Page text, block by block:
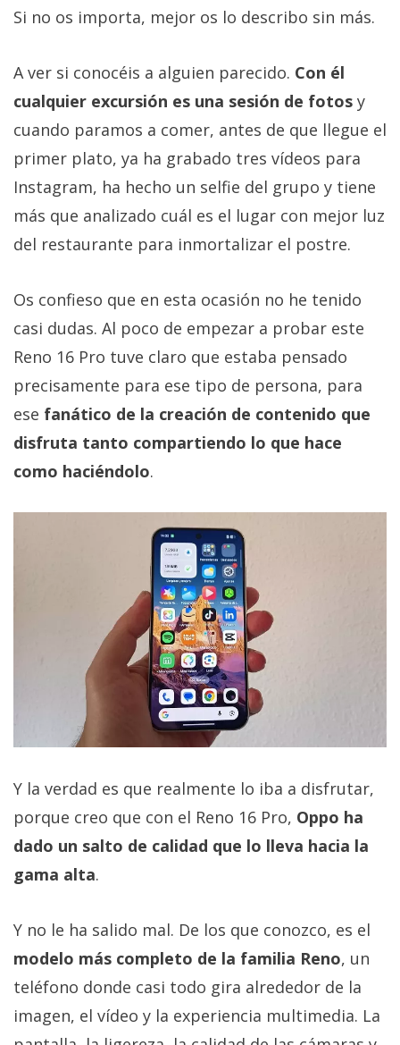
Si no os importa, mejor os lo describo sin más.
A ver si conocéis a alguien parecido. Con él
cualquier excursión es una sesión de fotos y
cuando paramos a comer, antes de que llegue el
primer plato, ya ha grabado tres vídeos para
Instagram, ha hecho un selfie del grupo y tiene
más que analizado cuál es el lugar con mejor luz
del restaurante para inmortalizar el postre.
Os confieso que en esta ocasión no he tenido
casi dudas. Al poco de empezar a probar este
Reno 16 Pro tuve claro que estaba pensado
precisamente para ese tipo de persona, para
ese fanático de la creación de contenido que
disfruta tanto compartiendo lo que hace
como haciéndolo.
Y la verdad es que realmente lo iba a disfrutar,
porque creo que con el Reno 16 Pro, Oppo ha
dado un salto de calidad que lo lleva hacia la
gama alta.
Y no le ha salido mal. De los que conozco, es el
modelo más completo de la familia Reno, un
teléfono donde casi todo gira alrededor de la
imagen, el vídeo y la experiencia multimedia. La